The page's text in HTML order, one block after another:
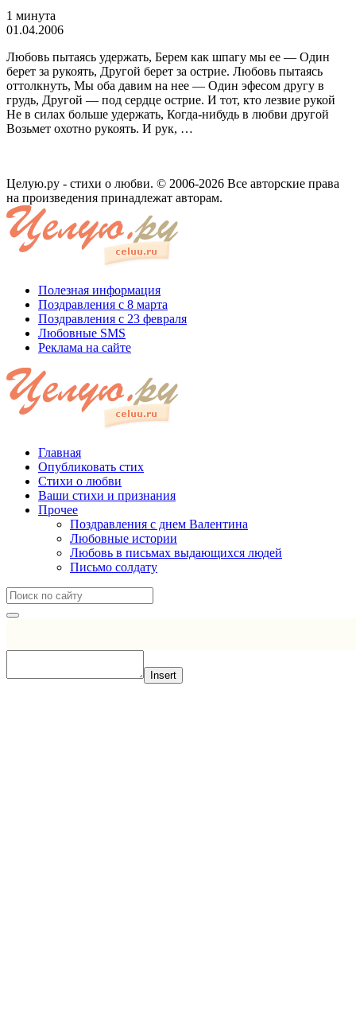
1 минута
01.04.2006
Любовь пытаясь удержать, Берем как шпагу мы ее — Один
берет за рукоять, Другой берет за острие. Любовь пытаясь
оттолкнуть, Мы оба давим на нее — Один эфесом другу в
грудь, Другой — под сердце острие. И тот, кто лезвие рукой
Не в силах больше удержать, Когда-нибудь в любви другой
Возьмет охотно рукоять. И рук, …
Целую.ру - стихи о любви. © 2006-2026 Все авторские права
на произведения принадлежат авторам.
Полезная информация
Поздравления с 8 марта
Поздравления с 23 февраля
Любовные SMS
Реклама на сайте
Главная
Опубликовать стих
Стихи о любви
Ваши стихи и признания
Прочее
Поздравления с днем Валентина
Любовные истории
Любовь в письмах выдающихся людей
Письмо солдату
Insert